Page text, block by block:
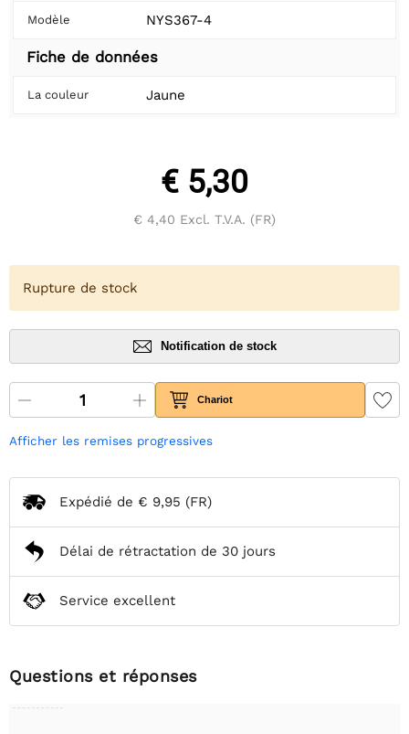
Modèle NYS367-4
Fiche de données
La couleur Jaune
€ 5,30
€ 4,40 Excl. T.V.A. (FR)
Rupture de stock
Notification de stock
Chariot
Afficher les remises progressives
Expédié de € 9,95 (FR)
Délai de rétractation de 30 jours
Service excellent
Questions et réponses